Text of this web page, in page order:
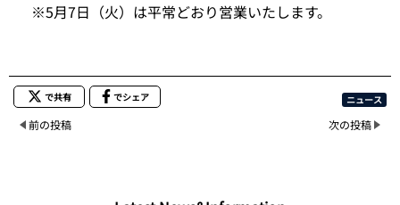
※5月7日（火）は平常どおり営業いたします。
で共有 でシェア ニュース
前の投稿 次の投稿